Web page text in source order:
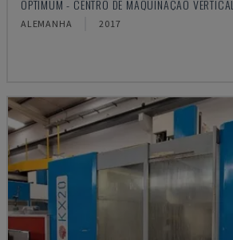
OPTIMUM - CENTRO DE MAQUINAÇÃO VERTICAL
ALEMANHA 2017